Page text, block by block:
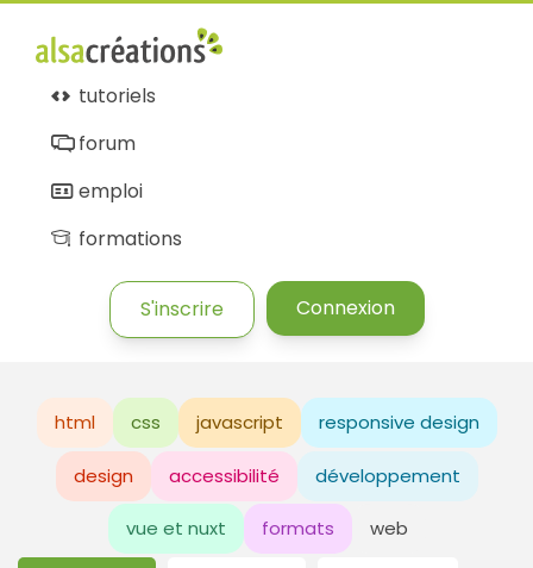
tutoriels
forum
emploi
formations
S'inscrire Connexion
html css javascript responsive design
design accessibilité développement
vue et nuxt formats web